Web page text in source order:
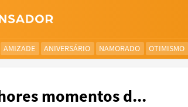
AMIZADE ANIVERSÁRIO NAMORADO OTIMISMO
momentos d...